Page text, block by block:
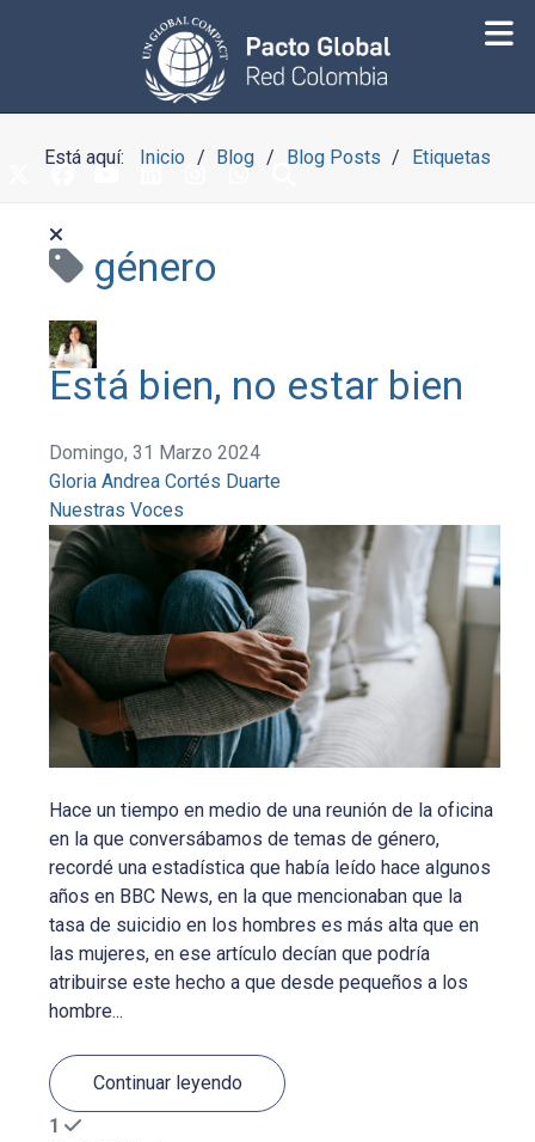
Está aquí: Inicio Blog Blog Posts Etiquetas
género
Está bien, no estar bien
Domingo, 31 Marzo 2024
Gloria Andrea Cortés Duarte
Nuestras Voces
Hace un tiempo en medio de una reunión de la oficina
en la que conversábamos de temas de género,
recordé una estadística que había leído hace algunos
años en BBC News, en la que mencionaban que la
tasa de suicidio en los hombres es más alta que en
las mujeres, en ese artículo decían que podría
atribuirse este hecho a que desde pequeños a los
hombre...
Continuar leyendo
1